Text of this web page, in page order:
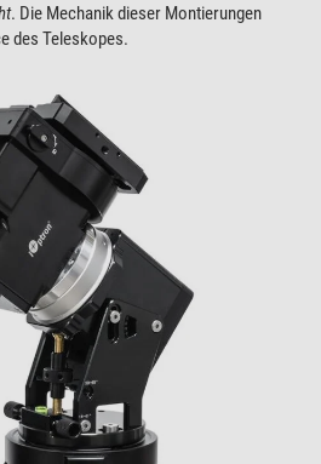
. Die Mechanik dieser Montierungen
des Teleskopes.